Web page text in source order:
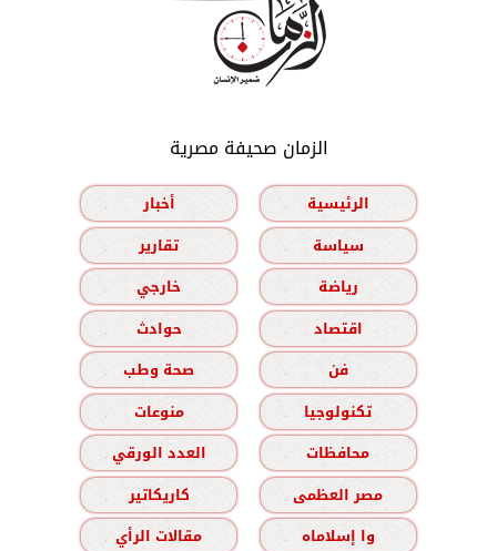
الزمان صحيفة مصرية
الرئيسية
أخبار
سياسة
تقارير
رياضة
خارجي
اقتصاد
حوادث
فن
صحة وطب
تكنولوجيا
منوعات
محافظات
العدد الورقي
مصر العظمى
كاريكاتير
وا إسلاماه
مقالات الرأي